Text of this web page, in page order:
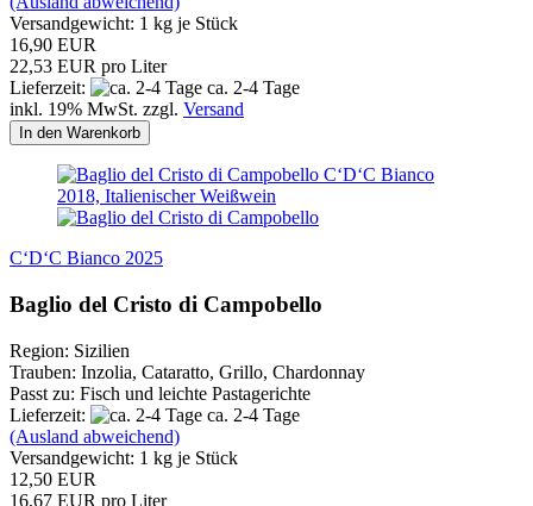
Versandgewicht: 1 kg je Stück
16,90 EUR
22,53 EUR pro Liter
Lieferzeit:
ca. 2-4 Tage
inkl. 19% MwSt. zzgl. Versand
In den Warenkorb
C‘D‘C Bianco 2025
Baglio del Cristo di Campobello
Region: Sizilien
Trauben: Inzolia, Cataratto, Grillo, Chardonnay
Passt zu: Fisch und leichte Pastagerichte
Lieferzeit:
ca. 2-4 Tage
(Ausland abweichend)
Versandgewicht: 1 kg je Stück
12,50 EUR
16,67 EUR pro Liter